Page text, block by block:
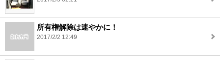
所有権解除は速やかに！
2017/2/2 12:49